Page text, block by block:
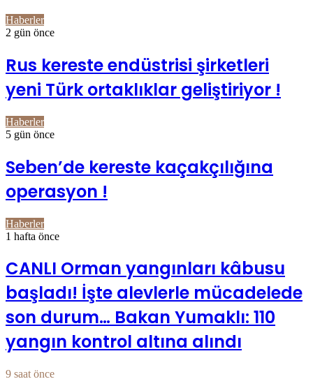
Haberler
2 gün önce
Rus kereste endüstrisi şirketleri
yeni Türk ortaklıklar geliştiriyor !
Haberler
5 gün önce
Seben’de kereste kaçakçılığına
operasyon !
Haberler
1 hafta önce
CANLI Orman yangınları kâbusu
başladı! İşte alevlerle mücadelede
son durum… Bakan Yumaklı: 110
yangın kontrol altına alındı
9 saat önce